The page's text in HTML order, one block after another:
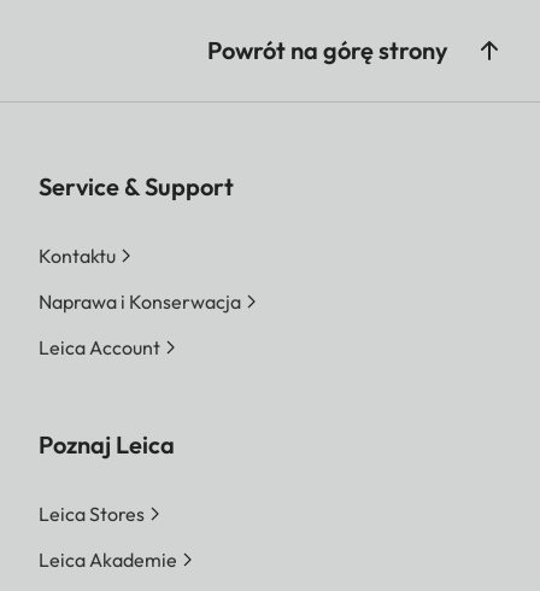
Powrót na górę strony
Service & Support
Kontaktu
Naprawa i Konserwacja
Leica Account
Poznaj Leica
Leica Stores
Leica Akademie